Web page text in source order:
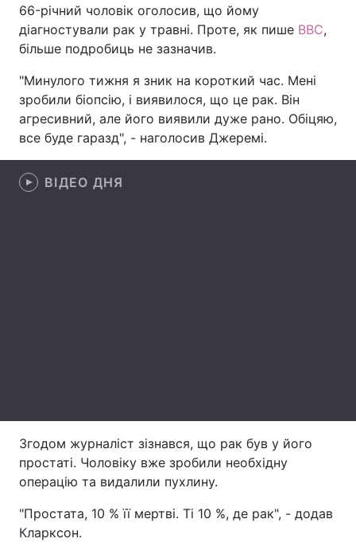
Економіка Світ
Спорт
Техно і зв'язок
Зброя Інциденти
Здоров'я Туризм
Контакти
Послуги
66-річний чоловік оголосив, що йому
діагностували рак у травні. Проте, як пише ВВС,
більше подробиць не зазначив.
"Минулого тижня я зник на короткий час. Мені
зробили біопсію, і виявилося, що це рак. Він
агресивний, але його виявили дуже рано. Обіцяю,
все буде гаразд", - наголосив Джеремі.
ВІДЕО ДНЯ
Згодом журналіст зізнався, що рак був у його
простаті. Чоловіку вже зробили необхідну
операцію та видалили пухлину.
"Простата, 10 % її мертві. Ті 10 %, де рак", - додав
Кларксон.